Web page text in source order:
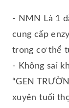
- NMN Là 1
cung cấp
trong cơ thể
- Không sai
“GEN
xuyên tuổi